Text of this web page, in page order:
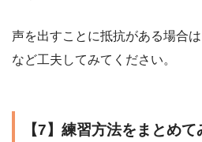
声を出すことに抵抗がある場合
など工夫してみてください。
【7】練習方法をまとめ